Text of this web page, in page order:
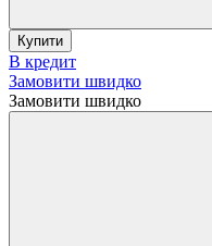
Купити
В кредит
Замовити швидко
Замовити швидко